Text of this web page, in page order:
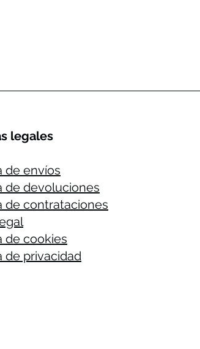
legales​
de envíos
de devoluciones
de contrataciones
de cookies
de privacidad